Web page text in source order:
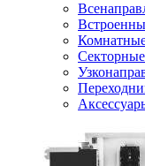
Секторные